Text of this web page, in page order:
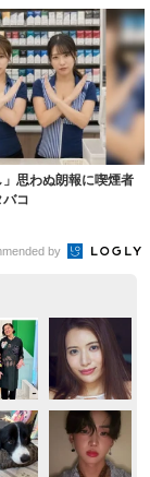
」思わぬ朗報に喫煙者
コ
by